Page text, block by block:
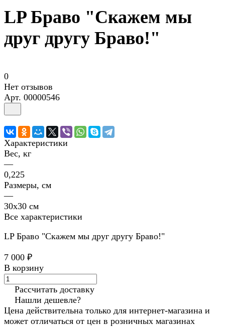
LP Браво "Скажем мы
друг другу Браво!"
0
Нет отзывов
Арт. 00000546
Характеристики
Вес, кг
—
0,225
Размеры, см
—
30х30 см
Все характеристики
LP Браво "Скажем мы друг другу Браво!"
7 000 ₽
В корзину
Рассчитать доставку
Нашли дешевле?
Цена действительна только для интернет-магазина и
может отличаться от цен в розничных магазинах